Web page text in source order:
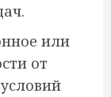
или
от